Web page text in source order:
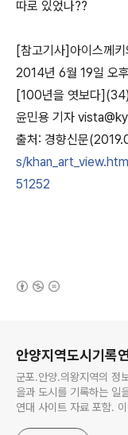
따로 있었나??
[참고기사]아이스께
2014년 6월 19일 오
[100년을 엿보다
윤민용 기자
출처: 경향신문
s/
51252
안양지역도시기록
군포.안양.의왕지역의 정
을과 도시를 기록하는 일을 하고 있습니다. (구)안양지역시민
연대 사이트 자료 포함.